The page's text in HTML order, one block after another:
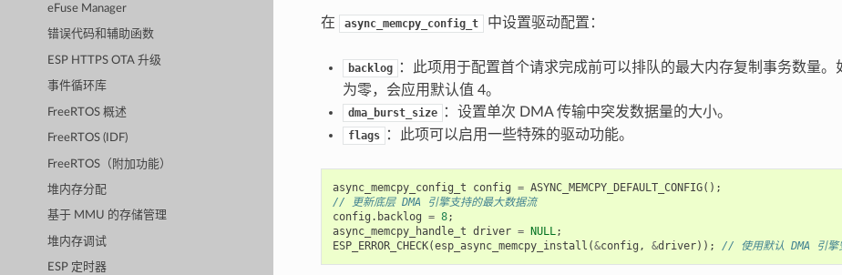
eFuse Manager
错误代码和辅助函数
ESP HTTPS OTA 升级
事件循环库
FreeRTOS 概述
FreeRTOS (IDF)
FreeRTOS（附加功能）
堆内存分配
基于 MMU 的存储管理
堆内存调试
ESP 定时器
在 async_memcpy_config_t 中设置驱动配置：
backlog
：此项用于配置首个请求完成前可以排队的最大内存复制事务数量。
为零，会应用默认值 4。
dma_burst_size ：设置单次 DMA 传输中突发数据量的大小。
flags ：此项可以启用一些特殊的驱动功能。
async_memcpy_config_t config = ASYNC_MEMCPY_DEFAULT_CONFIG();
// 更新底层 DMA 引擎支持的最大数据流
config . backlog = 8;
async_memcpy_handle_t driver = NULL;
ESP_ERROR_CHECK(esp_async_memcpy_install (&config , &driver)); // 使用默认 DMA 引擎